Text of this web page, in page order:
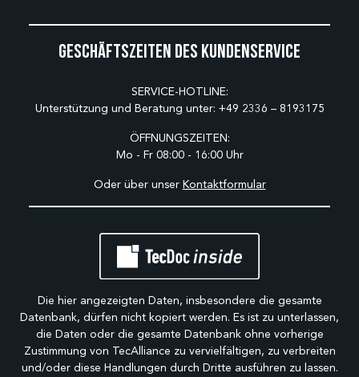
Geschäftszeiten des Kundenservice
SERVICE-HOTLINE:
Unterstützung und Beratung unter: +49 2336 – 8193175
ÖFFNUNGSZEITEN:
Mo - Fr 08:00 - 16:00 Uhr
Oder über unser Kontaktformular
Die hier angezeigten Daten, insbesondere die gesamte
Datenbank, dürfen nicht kopiert werden. Es ist zu unterlassen,
die Daten oder die gesamte Datenbank ohne vorherige
Zustimmung von TecAlliance zu vervielfältigen, zu verbreiten
und/oder diese Handlungen durch Dritte ausführen zu lassen.